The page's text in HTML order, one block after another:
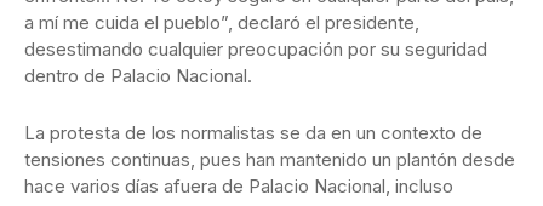
a mí me cuida el pueblo”, declaró el presidente,
desestimando cualquier preocupación por su seguridad
dentro de Palacio Nacional.
La protesta de los normalistas se da en un contexto de
tensiones continuas, pues han mantenido un plantón desde
hace varios días afuera de Palacio Nacional, incluso